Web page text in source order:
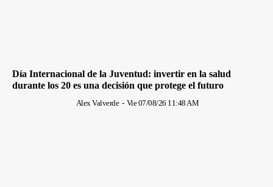
Día Internacional de la Juventud: invertir en la salud
durante los 20 es una decisión que protege el futuro
Alex Valverde - Vie 07/08/26 11:48 AM